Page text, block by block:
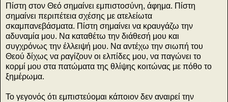
Πίστη στον Θεό σημαίνει εμπιστοσύνη, άφημα. Πίστη
σημαίνει περιπέτεια σχέσης με ατελείωτα
σκαμπανεβάσματα. Πίστη σημαίνει να κραυγάζω την
αδυναμία μου. Να καταθέτω την διάθεσή μου και
συγχρόνως την έλλειψή μου. Να αντέχω την σιωπή του
Θεού δίχως να ραγίζουν οι ελπίδες μου, να παγώνει το
κορμί μου στα πατώματα της θλίψης κοιτώνας με πόθο το
ξημέρωμα.
Το γεγονός ότι εμπιστεύομαι κάποιον δεν αναιρεί την